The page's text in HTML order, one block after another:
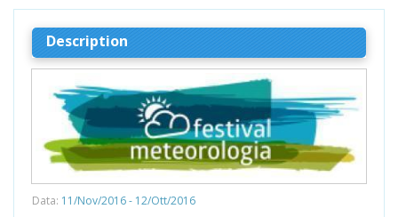
Description
Data: 11/Nov/2016 - 12/Ott/2016